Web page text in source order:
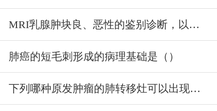
MRI乳腺肿块良、恶性的鉴别诊断，以下哪一项陈述容易误导诊断（）
肺癌的短毛刺形成的病理基础是（）
下列哪种原发肿瘤的肺转移灶可以出现钙化（）